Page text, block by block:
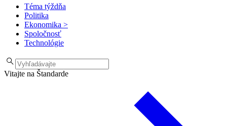
Téma týždňa
Politika
Ekonomika >
Spoločnosť
Technológie
Vitajte na Štandarde